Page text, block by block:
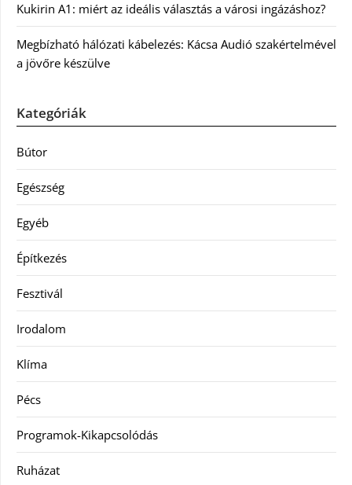
Kukirin A1: miért az ideális választás a városi ingázáshoz?
Megbízható hálózati kábelezés: Kácsa Audió szakértelmével
a jövőre készülve
Kategóriák
Bútor
Egészség
Egyéb
Építkezés
Fesztivál
Irodalom
Klíma
Pécs
Programok-Kikapcsolódás
Ruházat